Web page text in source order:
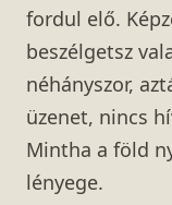
fordul elő.
beszélgetsz
néhányszor,
üzenet, nincs
Mintha a föld
lényege.